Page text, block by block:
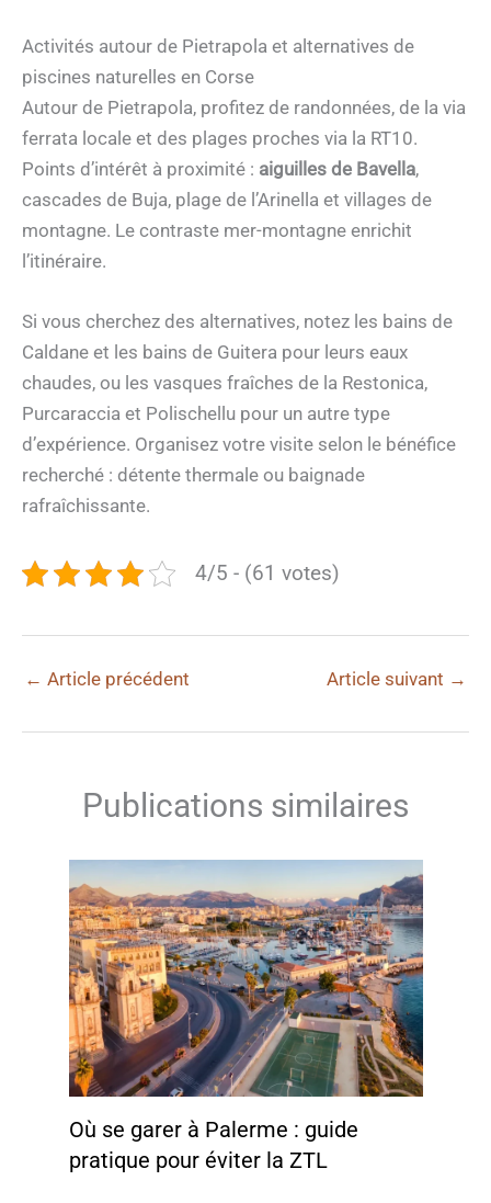
Activités autour de Pietrapola et alternatives de
piscines naturelles en Corse
Autour de Pietrapola, profitez de randonnées, de la via
ferrata locale et des plages proches via la RT10.
Points d’intérêt à proximité : aiguilles de Bavella,
cascades de Buja, plage de l’Arinella et villages de
montagne. Le contraste mer-montagne enrichit
l’itinéraire.
Si vous cherchez des alternatives, notez les bains de
Caldane et les bains de Guitera pour leurs eaux
chaudes, ou les vasques fraîches de la Restonica,
Purcaraccia et Polischellu pour un autre type
d’expérience. Organisez votre visite selon le bénéfice
recherché : détente thermale ou baignade
rafraîchissante.
4/5 - (61 votes)
← Article précédent Article suivant →
Publications similaires
Où se garer à Palerme : guide
pratique pour éviter la ZTL